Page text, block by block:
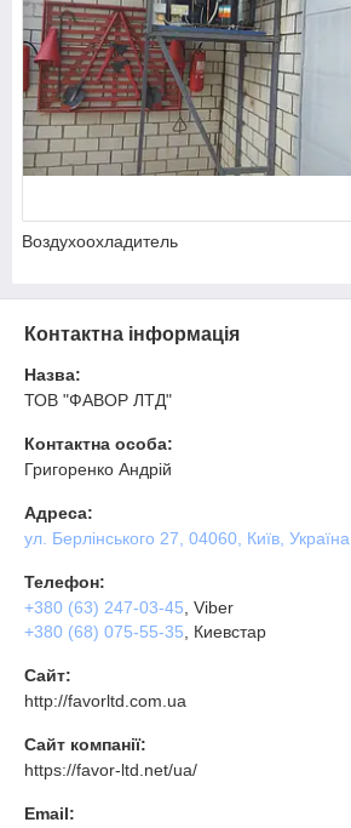
Воздухоохладитель
Контактна інформація
Назва:
ТОВ "ФАВОР ЛТД"
Контактна особа:
Григоренко Андрій
Адреса:
ул. Берлінського 27, 04060, Київ, Україна
Телефон:
+380 (63) 247-03-45, Viber
+380 (68) 075-55-35, Киевстар
Сайт:
http://favorltd.com.ua
Сайт компанії:
https://favor-ltd.net/ua/
Email: